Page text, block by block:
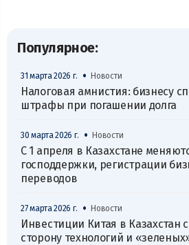
Популярное:
31 марта 2026 г. • Новости
Налоговая амнистия: бизнесу
штрафы при погашении долга
30 марта 2026 г. • Новости
С 1 апреля в Казахстане
господдержки, регистрации
переводов
27 марта 2026 г. • Новости
Инвестиции Китая в Казахстан
сторону технологий и